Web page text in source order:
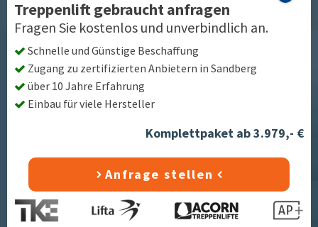
Treppenlift gebraucht anfragen
Fragen Sie kostenlos und unverbindlich an.
Schnelle und Günstige Beschaffung
Zugang zu zertifizierten Anbietern in Sandberg
über 10 Jahre Erfahrung
Einbau für viele Hersteller
Komplettpaket ab 3.979,- €
Anfrage stellen